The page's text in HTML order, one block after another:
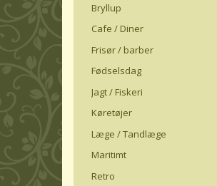
Bryllup
Cafe / Diner
Frisør / barber
Fødselsdag
Jagt / Fiskeri
Køretøjer
Læge / Tandlæge
Maritimt
Retro